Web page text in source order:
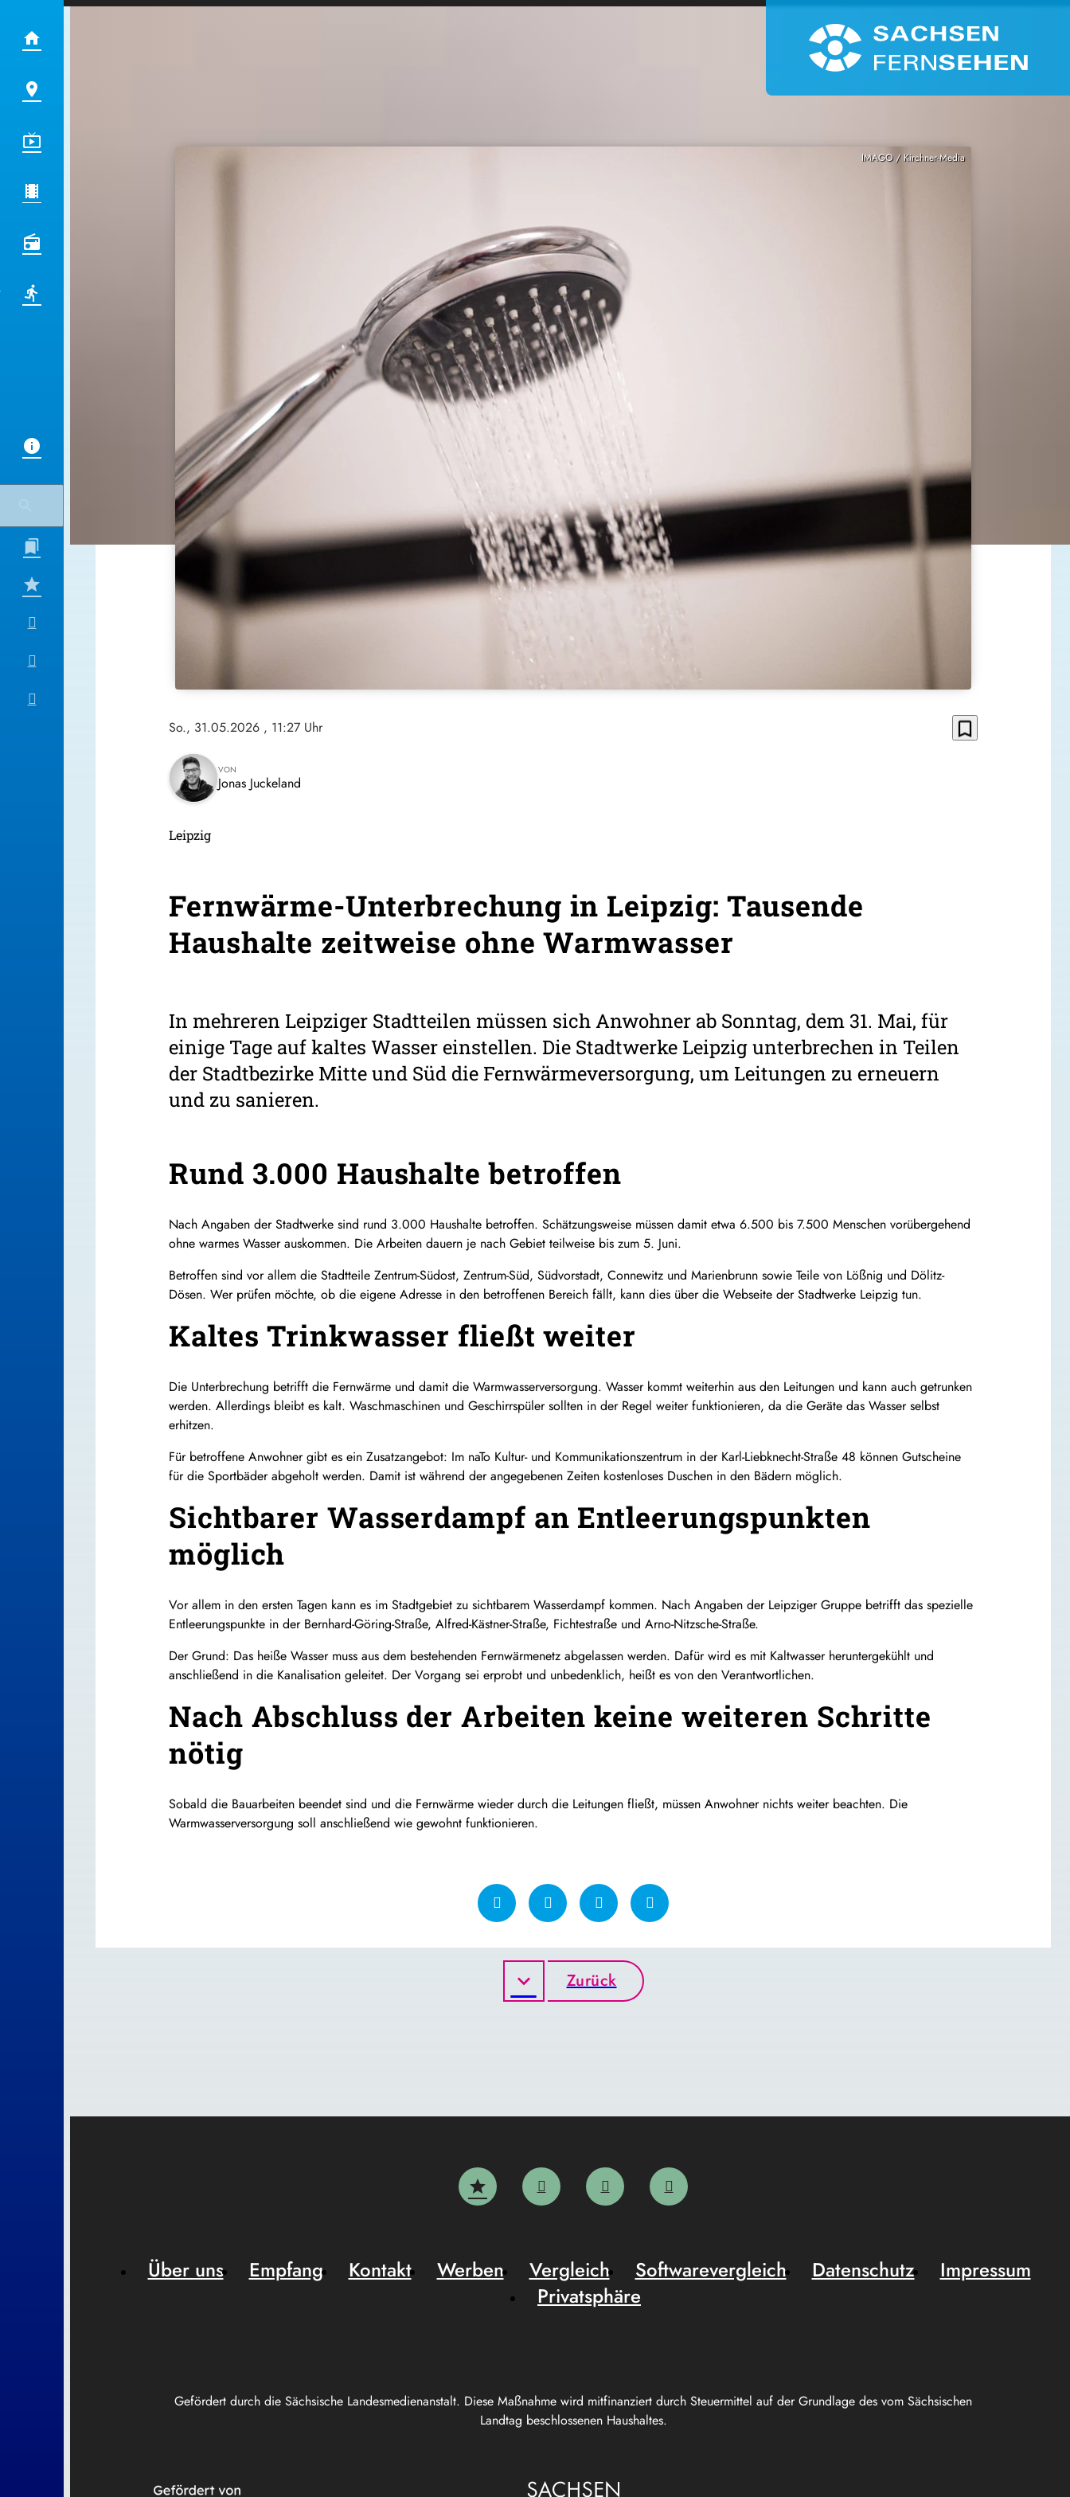
IMAGO / Kirchner-Media
So., 31.05.2026 , 11:27 Uhr bookmark_border
VON
Jonas Juckeland
Leipzig
Fernwärme-Unterbrechung in Leipzig: Tausende
Haushalte zeitweise ohne Warmwasser
In mehreren Leipziger Stadtteilen müssen sich Anwohner ab Sonntag, dem 31. Mai, für
einige Tage auf kaltes Wasser einstellen. Die Stadtwerke Leipzig unterbrechen in Teilen
der Stadtbezirke Mitte und Süd die Fernwärmeversorgung, um Leitungen zu erneuern
und zu sanieren.
Rund 3.000 Haushalte betroffen
Nach Angaben der Stadtwerke sind rund 3.000 Haushalte betroffen. Schätzungsweise müssen damit etwa 6.500 bis 7.500 Menschen vorübergehend
ohne warmes Wasser auskommen. Die Arbeiten dauern je nach Gebiet teilweise bis zum 5. Juni.
Betroffen sind vor allem die Stadtteile Zentrum-Südost, Zentrum-Süd, Südvorstadt, Connewitz und Marienbrunn sowie Teile von Lößnig und Dölitz-
Dösen. Wer prüfen möchte, ob die eigene Adresse in den betroffenen Bereich fällt, kann dies über die Webseite der Stadtwerke Leipzig tun.
Kaltes Trinkwasser fließt weiter
Die Unterbrechung betrifft die Fernwärme und damit die Warmwasserversorgung. Wasser kommt weiterhin aus den Leitungen und kann auch getrunken
werden. Allerdings bleibt es kalt. Waschmaschinen und Geschirrspüler sollten in der Regel weiter funktionieren, da die Geräte das Wasser selbst
erhitzen.
Für betroffene Anwohner gibt es ein Zusatzangebot: Im naTo Kultur- und Kommunikationszentrum in der Karl-Liebknecht-Straße 48 können Gutscheine
für die Sportbäder abgeholt werden. Damit ist während der angegebenen Zeiten kostenloses Duschen in den Bädern möglich.
Sichtbarer Wasserdampf an Entleerungspunkten
möglich
Vor allem in den ersten Tagen kann es im Stadtgebiet zu sichtbarem Wasserdampf kommen. Nach Angaben der Leipziger Gruppe betrifft das spezielle
Entleerungspunkte in der Bernhard-Göring-Straße, Alfred-Kästner-Straße, Fichtestraße und Arno-Nitzsche-Straße.
Der Grund: Das heiße Wasser muss aus dem bestehenden Fernwärmenetz abgelassen werden. Dafür wird es mit Kaltwasser heruntergekühlt und
anschließend in die Kanalisation geleitet. Der Vorgang sei erprobt und unbedenklich, heißt es von den Verantwortlichen.
Nach Abschluss der Arbeiten keine weiteren Schritte
nötig
Sobald die Bauarbeiten beendet sind und die Fernwärme wieder durch die Leitungen fließt, müssen Anwohner nichts weiter beachten. Die
Warmwasserversorgung soll anschließend wie gewohnt funktionieren.
Zurück
Gefördert durch die Sächsische Landesmedienanstalt. Diese Maßnahme wird mitfinanziert durch Steuermittel auf der Grundlage des vom Sächsischen
Landtag beschlossenen Haushaltes.
Über uns Empfang Kontakt Werben Vergleich Softwarevergleich Datenschutz
Impressum
Privatsphäre